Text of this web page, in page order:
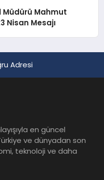
Müdürü Mahmut
Nisan Mesajı
Adresi
en güncel
ve dünyadan son
teknoloji ve daha